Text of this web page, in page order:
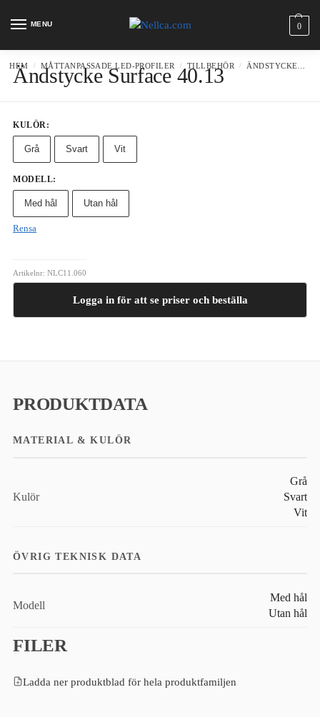
MENU 0
HEM / MÅTTANPASSADE LED-PROFILER / TILLBEHÖR / ÄNDSTYCKEN
Ändstycke Surface 40.13
KULÖR :
Grå Svart Vit
MODELL:
Med hål Utan hål
Rensa
Artikelnr: NLC11.060
Logga in för att se priser och beställa
PRODUKTDATA
MATERIAL & KULÖR
Kulör
Grå
Svart
Vit
ÖVRIG TEKNISK DATA
Modell
Med hål
Utan hål
FILER
Ladda ner produktblad för hela produktfamiljen